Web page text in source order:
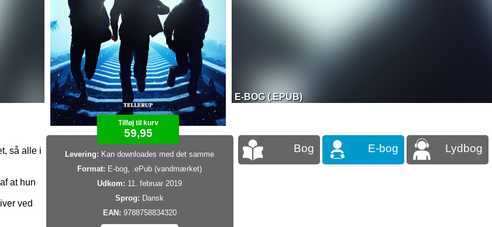
E-BOG (.EPUB)
Tilføj til kurv
59,95
Levering: Kan downloades med det samme
Format: E-bog, .ePub (vandmærket)
Udkom: 11. februar 2019
Sprog: Dansk
EAN: 9788758834320
så alle i
at hun
ved
Bog E-bog Lydbog